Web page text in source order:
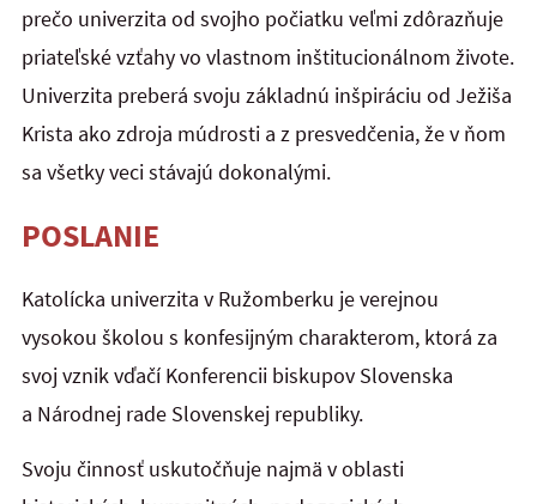
prečo univerzita od svojho počiatku veľmi zdôrazňuje
priateľské vzťahy vo vlastnom inštitucionálnom živote.
Univerzita preberá svoju základnú inšpiráciu od Ježiša
Krista ako zdroja múdrosti a z presvedčenia, že v ňom
sa všetky veci stávajú dokonalými.
POSLANIE
Katolícka univerzita v Ružomberku je verejnou
vysokou školou s konfesijným charakterom, ktorá za
svoj vznik vďačí Konferencii biskupov Slovenska
a Národnej rade Slovenskej republiky.
Svoju činnosť uskutočňuje najmä v oblasti